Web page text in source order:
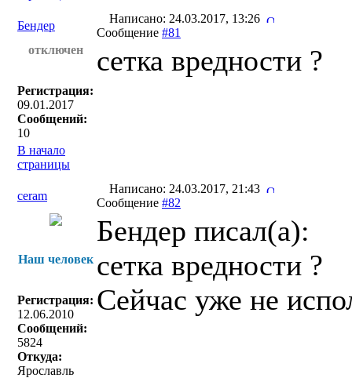
Бендер
Написано: 24.03.2017, 13:26
Сообщение #81
отключен
Регистрация:
09.01.2017
Сообщений:
10
сетка вредности ?
В начало
страницы
ceram
Написано: 24.03.2017, 21:43
Сообщение #82
Наш человек
Регистрация:
12.06.2010
Сообщений:
5824
Откуда:
Ярославль
Бендер писал(a):
сетка вредности ?
Сейчас уже не